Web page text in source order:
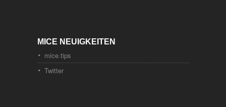
MICE NEUIGKEITEN
mice.tips
Twitter